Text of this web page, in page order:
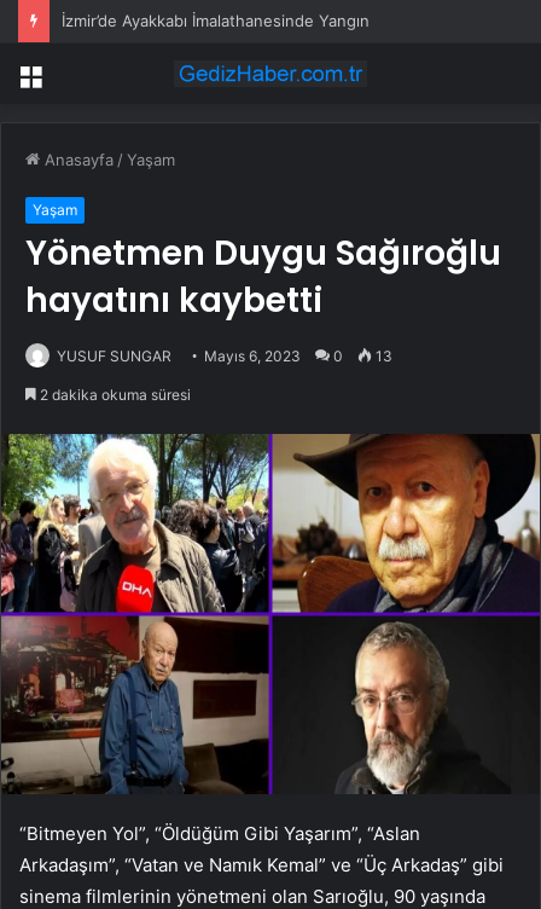
İzmir’de Ayakkabı İmalathanesinde Yangın
Menü
Anasayfa /Yaşam
Yaşam
Yönetmen Duygu Sağıroğlu
hayatını kaybetti
YUSUF SUNGAR Mayıs 6, 2023 0 13
2 dakika okuma süresi
“Bitmeyen Yol”, “Öldüğüm Gibi Yaşarım”, “Aslan
Arkadaşım”, “Vatan ve Namık Kemal” ve “Üç Arkadaş” gibi
sinema filmlerinin yönetmeni olan Sarıoğlu, 90 yaşında